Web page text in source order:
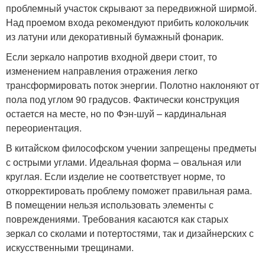
проблемный участок скрывают за передвижной ширмой.
Над проемом входа рекомендуют прибить колокольчик
из латуни или декоративный бумажный фонарик.
Если зеркало напротив входной двери стоит, то
изменением направления отражения легко
трансформировать поток энергии. Полотно наклоняют от
пола под углом 90 градусов. Фактически конструкция
остается на месте, но по Фэн-шуй – кардинальная
переориентация.
В китайском философском учении запрещены предметы
с острыми углами. Идеальная форма – овальная или
круглая. Если изделие не соответствует норме, то
откорректировать проблему поможет правильная рама.
В помещении нельзя использовать элементы с
повреждениями. Требования касаются как старых
зеркал со сколами и потертостями, так и дизайнерских с
искусственными трещинами.